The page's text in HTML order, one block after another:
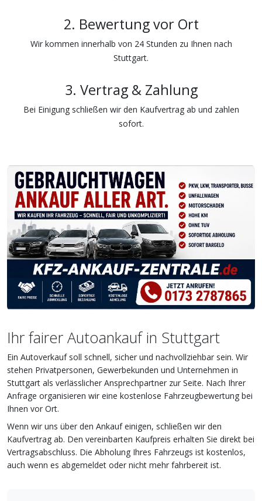
2. Bewertung vor Ort
Wir kommen innerhalb von 24 Stunden zu Ihnen nach
Stuttgart.
3. Vertrag & Zahlung
Bei Einigung schließen wir den Kaufvertrag ab und zahlen
sofort.
Ihr fairer Autoankauf in Stuttgart
Ein Autoverkauf soll schnell, sicher und nachvollziehbar sein. Wir
stehen Privatpersonen, Gewerbekunden und Unternehmen in
Stuttgart als verlässlicher Ansprechpartner zur Seite. Nach Ihrer
Anfrage organisieren wir eine kostenlose Fahrzeugbewertung bei
Ihnen vor Ort.
Wenn wir uns über den Ankauf einigen, schließen wir den
Kaufvertrag ab. Den vereinbarten Kaufpreis erhalten Sie direkt bei
Vertragsabschluss. Die Abholung Ihres Fahrzeugs ist kostenlos,
auch wenn es abgemeldet oder nicht mehr fahrbereit ist.